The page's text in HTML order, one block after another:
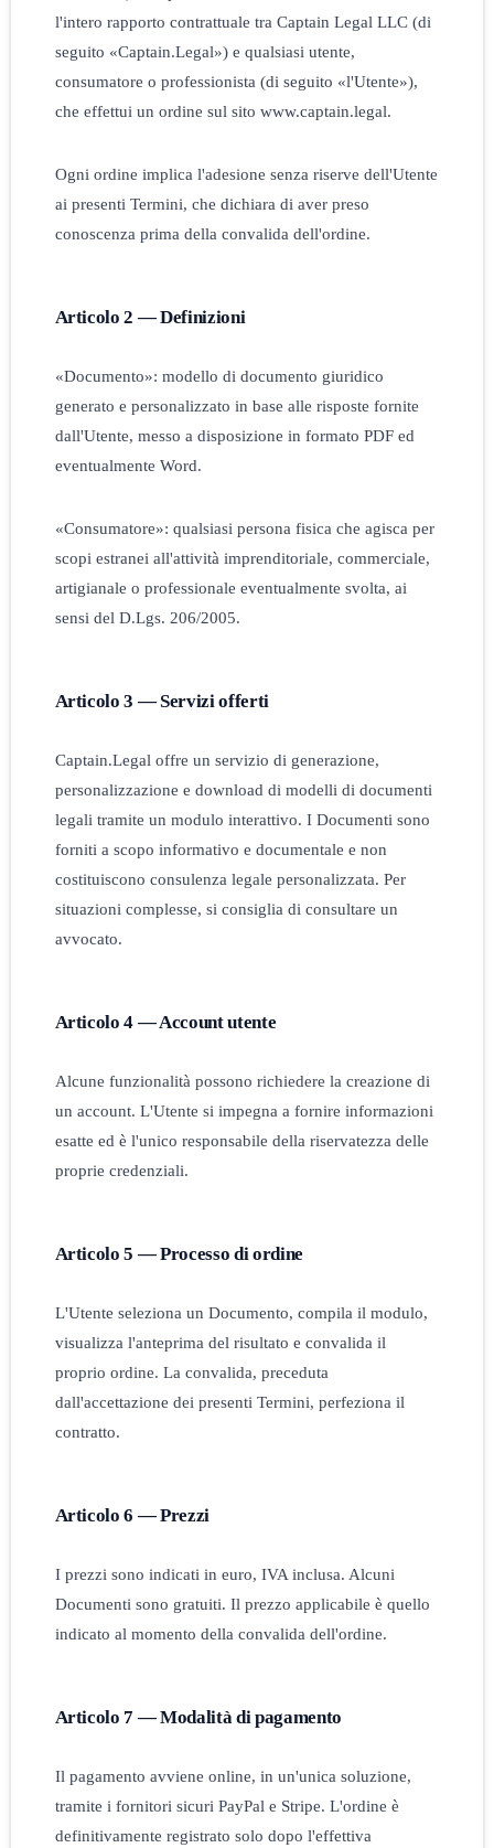
l'intero rapporto contrattuale tra Captain Legal LLC (di
seguito «Captain.Legal») e qualsiasi utente,
consumatore o professionista (di seguito «l'Utente»),
che effettui un ordine sul sito www.captain.legal.
Ogni ordine implica l'adesione senza riserve dell'Utente
ai presenti Termini, che dichiara di aver preso
conoscenza prima della convalida dell'ordine.
Articolo 2 — Definizioni
«Documento»: modello di documento giuridico
generato e personalizzato in base alle risposte fornite
dall'Utente, messo a disposizione in formato PDF ed
eventualmente Word.
«Consumatore»: qualsiasi persona fisica che agisca per
scopi estranei all'attività imprenditoriale, commerciale,
artigianale o professionale eventualmente svolta, ai
sensi del D.Lgs. 206/2005.
Articolo 3 — Servizi offerti
Captain.Legal offre un servizio di generazione,
personalizzazione e download di modelli di documenti
legali tramite un modulo interattivo. I Documenti sono
forniti a scopo informativo e documentale e non
costituiscono consulenza legale personalizzata. Per
situazioni complesse, si consiglia di consultare un
avvocato.
Articolo 4 — Account utente
Alcune funzionalità possono richiedere la creazione di
un account. L'Utente si impegna a fornire informazioni
esatte ed è l'unico responsabile della riservatezza delle
proprie credenziali.
Articolo 5 — Processo di ordine
L'Utente seleziona un Documento, compila il modulo,
visualizza l'anteprima del risultato e convalida il
proprio ordine. La convalida, preceduta
dall'accettazione dei presenti Termini, perfeziona il
contratto.
Articolo 6 — Prezzi
I prezzi sono indicati in euro, IVA inclusa. Alcuni
Documenti sono gratuiti. Il prezzo applicabile è quello
indicato al momento della convalida dell'ordine.
Articolo 7 — Modalità di pagamento
Il pagamento avviene online, in un'unica soluzione,
tramite i fornitori sicuri PayPal e Stripe. L'ordine è
definitivamente registrato solo dopo l'effettiva